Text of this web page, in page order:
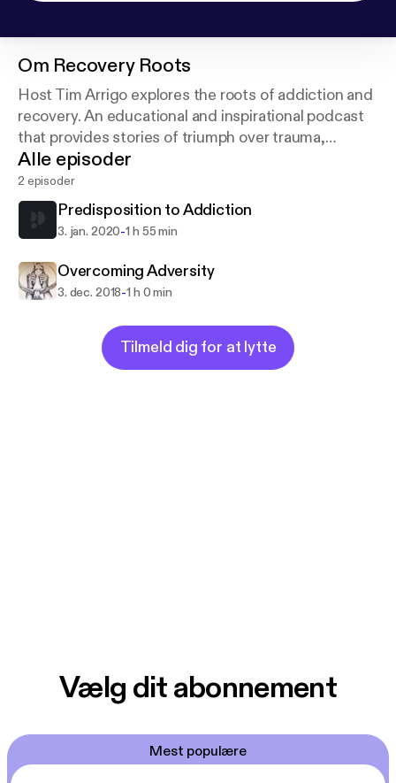
Om Recovery Roots
Host Tim Arrigo explores the roots of addiction and
recovery. An educational and inspirational podcast
that provides stories of triumph over trauma,
addiction, loss and suffering.
Alle episoder
2 episoder
Predisposition to Addiction
3. jan. 2020-1 h 55 min
Overcoming Adversity
3. dec. 2018-1 h 0 min
Tilmeld dig for at lytte
Vælg dit abonnement
Mest populære